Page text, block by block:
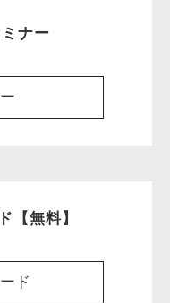
ナー
【無料】
ド